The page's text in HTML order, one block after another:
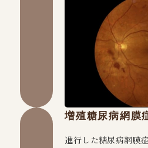
増殖糖尿病網膜
進行した糖尿病網膜